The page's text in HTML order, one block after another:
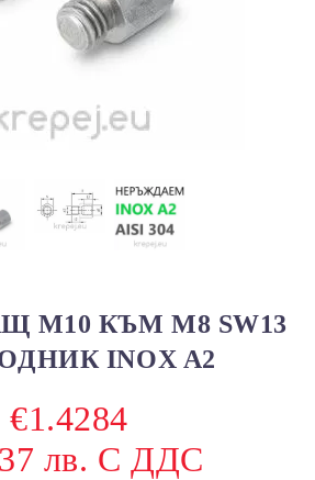
M10 КЪМ M8 SW13
INOX A2
€1.4284
лв. С ДДС